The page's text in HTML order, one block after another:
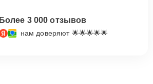
Более 3 000 отзывов
нам доверяют 🌟🌟🌟🌟🌟